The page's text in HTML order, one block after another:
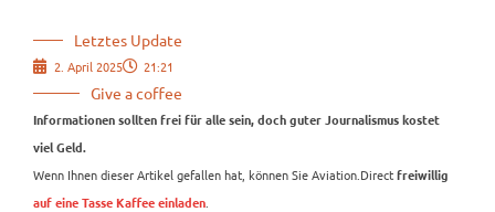
Letztes Update
2. April 2025 21:21
Give a coffee
Informationen sollten frei für alle sein, doch guter Journalismus kostet
viel Geld.
Wenn Ihnen dieser Artikel gefallen hat, können Sie Aviation.Direct freiwillig
auf eine Tasse Kaffee einladen